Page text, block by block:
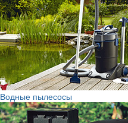
Водные пылесосы